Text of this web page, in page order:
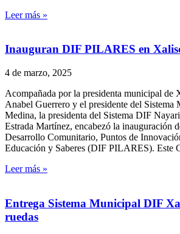
Leer más »
Inauguran DIF PILARES en
4 de marzo, 2025
Acompañada por la presidenta municipal de
Anabel Guerrero y el presidente del
Medina, la presidenta del Sistema DIF
Estrada Martínez, encabezó la inauguración
Desarrollo Comunitario, Puntos de
Educación y Saberes (DIF PILARES). Este
Leer más »
Entrega Sistema Municipal DIF
ruedas